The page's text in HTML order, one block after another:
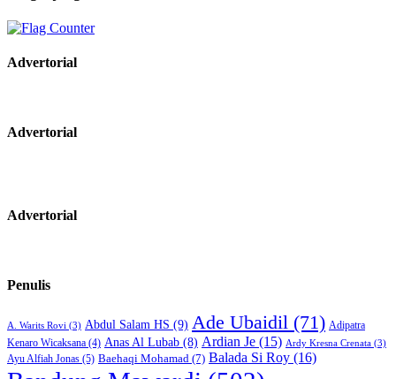
Advertorial
Advertorial
Advertorial
Penulis
A. Warits Rovi (3) Abdul Salam HS (9) Ade Ubaidil (71) Adipatra
Kenaro Wicaksana (4) Anas Al Lubab (8) Ardian Je (15) Ardy Kresna Crenata (3)
Ayu Alfiah Jonas (5) Baehaqi Mohamad (7) Balada Si Roy (16)